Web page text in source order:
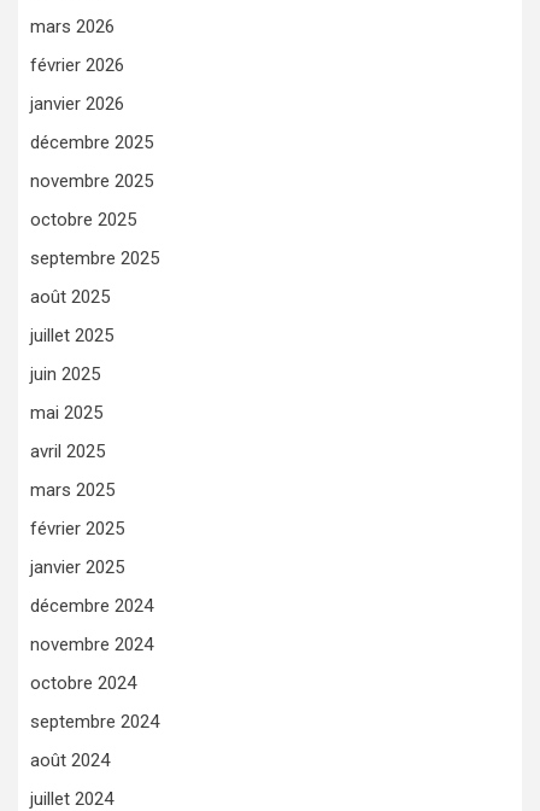
mars 2026
février 2026
janvier 2026
décembre 2025
novembre 2025
octobre 2025
septembre 2025
août 2025
juillet 2025
juin 2025
mai 2025
avril 2025
mars 2025
février 2025
janvier 2025
décembre 2024
novembre 2024
octobre 2024
septembre 2024
août 2024
juillet 2024